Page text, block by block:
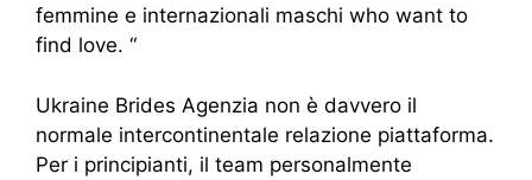
femmine e internazionali maschi who want to
find love. “
Ukraine Brides Agenzia non è davvero il
normale intercontinentale relazione piattaforma.
Per i principianti, il team personalmente